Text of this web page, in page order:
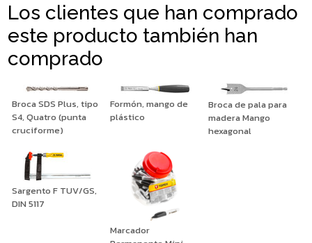
Los clientes que han comprado
este producto también han
comprado
Broca SDS Plus, tipo
S4, Quatro (punta
cruciforme)
Formón, mango de
plástico
Broca de pala para
madera Mango
hexagonal
Sargento F TUV/GS,
DIN 5117
Marcador